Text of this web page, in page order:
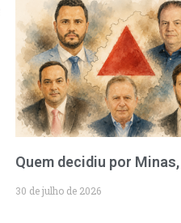
Quem decidiu por
30 de julho de 2026